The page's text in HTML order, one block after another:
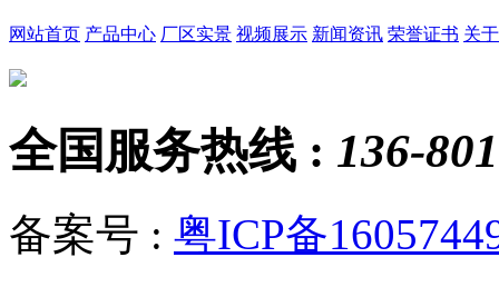
网站首页 产品中心 厂区实景 视频展示 新闻资讯 荣誉证书 关
全国服务热线 : 136-
备案号 : 粤ICP备